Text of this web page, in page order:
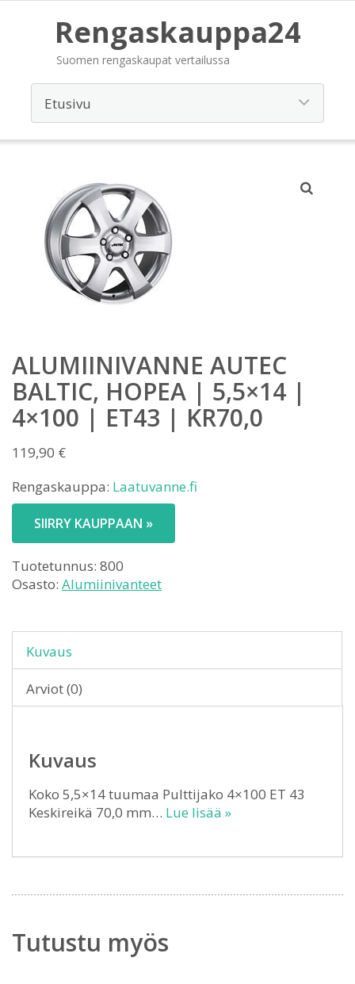
Rengaskauppa24
Suomen rengaskaupat vertailussa
ALUMIINIVANNE AUTEC
BALTIC, HOPEA | 5,5×14 |
4×100 | ET43 | KR70,0
119,90 €
Rengaskauppa: Laatuvanne.fi
SIIRRY KAUPPAAN »
Tuotetunnus: 800
Osasto: Alumiinivanteet
Kuvaus
Arviot (0)
Kuvaus
Koko 5,5×14 tuumaa Pulttijako 4×100 ET 43
Keskireikä 70,0 mm… Lue lisää »
Tutustu myös